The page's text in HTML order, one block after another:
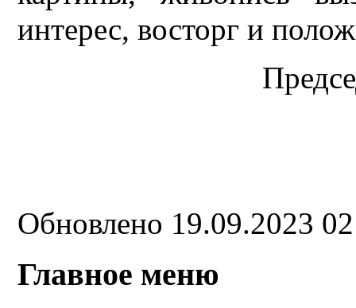
интерес, восторг и
Обновлено 19.09.2023
Главное меню